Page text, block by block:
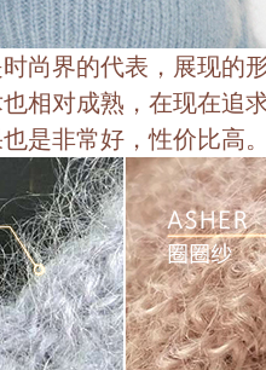
尚界的代表，展现的
相对成熟，在现在追
是非常好，性价比高